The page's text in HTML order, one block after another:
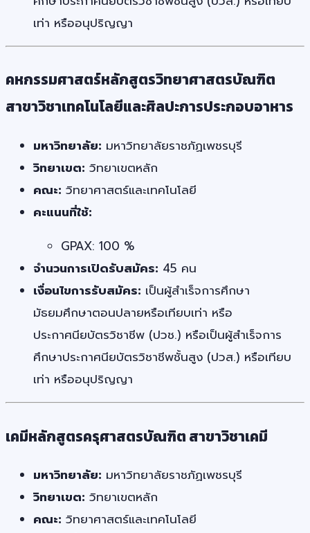
เท่า หรืออนุปริญญา
คหกรรมศาสตร์หลักสูตรวิทยาศาสตรบัณฑิต
สาขาวิชาเทคโนโลยีและศิลปะการประกอบอาหาร
มหาวิทยาลัย: มหาวิทยาลัยราชภัฏเพชรบุรี
วิทยาเขต: วิทยาเขตหลัก
คณะ: วิทยาศาสตร์และเทคโนโลยี
คะแนนที่ใช้:
GPAX: 100 %
จำนวนการเปิดรับสมัคร: 45 คน
เงื่อนไขการรับสมัคร: เป็นผู้สำเร็จการศึกษา
มัธยมศึกษาตอนปลายหรือเทียบเท่า หรือ
ประกาศนียบัตรวิชาชีพ (ปวช.) หรือเป็นผู้สำเร็จการ
ศึกษาประกาศนียบัตรวิชาชีพชั้นสูง (ปวส.) หรือเทียบ
เท่า หรืออนุปริญญา
เคมีหลักสูตรครุศาสตรบัณฑิต สาขาวิชาเคมี
มหาวิทยาลัย: มหาวิทยาลัยราชภัฏเพชรบุรี
วิทยาเขต: วิทยาเขตหลัก
คณะ: วิทยาศาสตร์และเทคโนโลยี